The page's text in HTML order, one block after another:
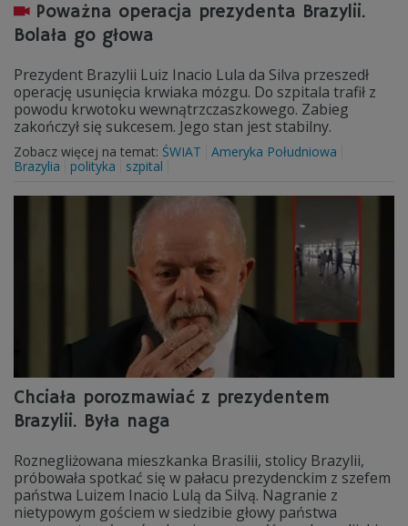
Poważna operacja prezydenta Brazylii.
Bolała go głowa
Prezydent Brazylii Luiz Inacio Lula da Silva przeszedł
operację usunięcia krwiaka mózgu. Do szpitala trafił z
powodu krwotoku wewnątrzczaszkowego. Zabieg
zakończył się sukcesem. Jego stan jest stabilny.
Zobacz więcej na temat: ŚWIAT
Ameryka Południowa
Brazylia
polityka szpital
Chciała porozmawiać z prezydentem
Brazylii. Była naga
Roznegliżowana mieszkanka Brasilii, stolicy Brazylii,
próbowała spotkać się w pałacu prezydenckim z szefem
państwa Luizem Inacio Lulą da Silvą. Nagranie z
nietypowym gościem w siedzibie głowy państwa